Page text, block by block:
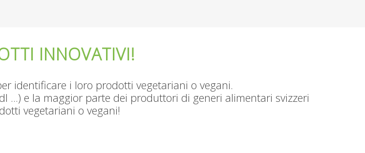
INNOVATIVI!
identificare i loro prodotti vegetariani o vegani.
...) e la maggior parte dei produttori di generi alimentari svizzeri
vegetariani o vegani!